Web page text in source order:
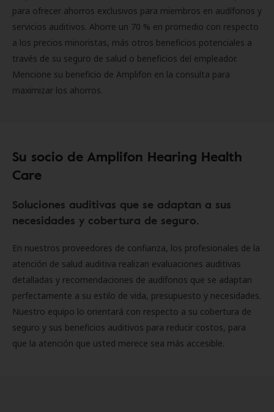
para ofrecer ahorros exclusivos para miembros en audífonos y
servicios auditivos. Ahorre un 70 % en promedio con respecto
a los precios minoristas, más otros beneficios potenciales a
través de su seguro de salud o beneficios del empleador.
Mencione su beneficio de Amplifon en la consulta para
maximizar los ahorros.
Su socio de Amplifon Hearing Health
Care
Soluciones auditivas que se adaptan a sus
necesidades y cobertura de seguro.
En nuestros proveedores de confianza, los profesionales de la
atención de salud auditiva realizan evaluaciones auditivas
detalladas y recomendaciones de audífonos que se adaptan
perfectamente a su estilo de vida, presupuesto y necesidades.
Nuestro equipo lo orientará con respecto a su cobertura de
seguro y sus beneficios auditivos para reducir costos, para
que la atención que usted merece sea más accesible.